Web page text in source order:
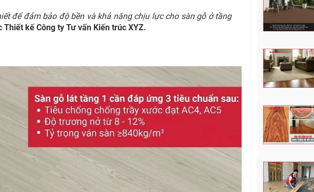
để đảm bảo độ bền và khả năng chịu lực cho sàn gỗ ở tầng
kế Công ty Tư vấn Kiến trúc XYZ.